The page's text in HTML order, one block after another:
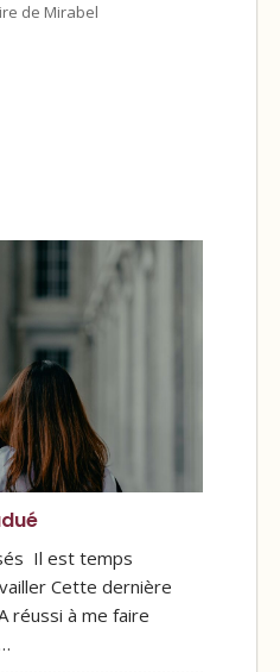
de Mirabel
Il est temps
Cette dernière
réussi à me faire